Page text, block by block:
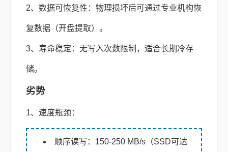
2、数据可恢复性：物理损坏后可通过专业机构恢
复数据（开盘提取）。
3、寿命稳定：无写入次数限制，适合长期冷存
储。
劣势
1、速度瓶颈：
顺序读写：150-250 MB/s（SSD可达